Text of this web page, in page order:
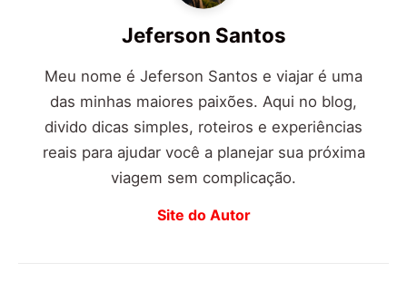
Jeferson Santos
Meu nome é Jeferson Santos e viajar é uma
das minhas maiores paixões. Aqui no blog,
divido dicas simples, roteiros e experiências
reais para ajudar você a planejar sua próxima
viagem sem complicação.
Site do Autor